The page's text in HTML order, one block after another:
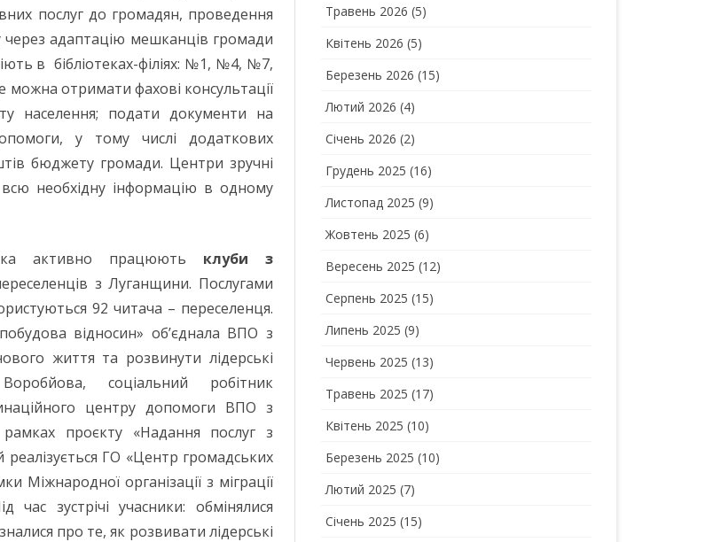
послуг до громадян, проведення
через адаптацію мешканців громади
в бібліотеках-філіях: №1, №4, №7,
можна отримати фахові консультації
населення; подати документи на
у тому числі додаткових
бюджету громади. Центри зручні
необхідну інформацію в одному
активно працюють клуби з
з Луганщини. Послугами
92 читача – переселенця.
відносин» об’єднала ВПО з
життя та розвинути лідерські
соціальний робітник
центру допомоги ВПО з
проєкту «Надання послуг з
реалізується ГО «Центр громадських
Міжнародної організації з міграції
зустрічі учасники: обмінялися
про те, як розвивати лідерські
Травень 2026 (5)
Квітень 2026 (5)
Березень 2026 (15)
Лютий 2026 (4)
Січень 2026 (2)
Грудень 2025 (16)
Листопад 2025 (9)
Жовтень 2025 (6)
Вересень 2025 (12)
Серпень 2025 (15)
Липень 2025 (9)
Червень 2025 (13)
Травень 2025 (17)
Квітень 2025 (10)
Березень 2025 (10)
Лютий 2025 (7)
Січень 2025 (15)